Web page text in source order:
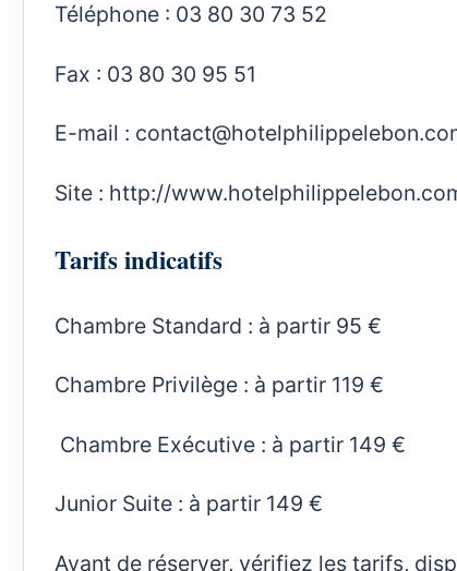
Téléphone : 03 80 30 73 52
Fax : 03 80 30 95 51
E-mail :
Site : http://
Tarifs indicatifs
Chambre Standard : à partir 95 €
Chambre Privilège : à partir 119 €
Chambre Exécutive : à partir 149 €
Junior Suite : à partir 149 €
Avant de réserver, vérifiez les tarifs,